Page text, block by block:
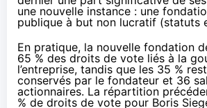
une nouvelle instance : une
publique à but non lucratif (statuts
En pratique, la nouvelle fondation
65 % des droits de vote liés à la
l’entreprise, tandis que les 35 %
conservés par le fondateur et 36
actionnaires. La répartition
% de droits de vote pour Boris